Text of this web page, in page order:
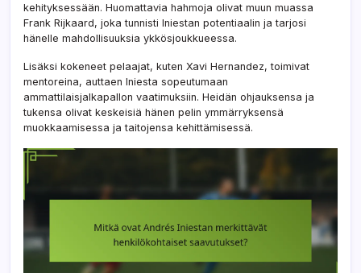
kehityksessään. Huomattavia hahmoja olivat muun muassa
Frank Rijkaard, joka tunnisti Iniestan potentiaalin ja tarjosi
hänelle mahdollisuuksia ykkösjoukkueessa.
Lisäksi kokeneet pelaajat, kuten Xavi Hernandez, toimivat
mentoreina, auttaen Iniesta sopeutumaan
ammattilaisjalkapallon vaatimuksiin. Heidän ohjauksensa ja
tukensa olivat keskeisiä hänen pelin ymmärryksensä
muokkaamisessa ja taitojensa kehittämisessä.